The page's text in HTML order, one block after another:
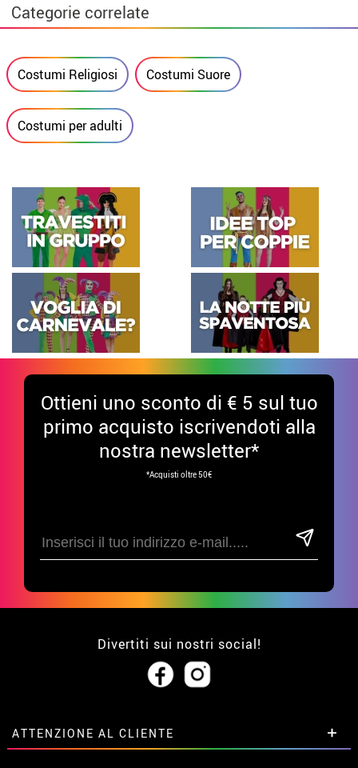
Categorie correlate
Costumi Religiosi Costumi Suore
Costumi per adulti
Ottieni uno sconto di € 5 sul tuo
primo acquisto iscrivendoti alla
nostra newsletter*
*Acquisti oltre 50€
Divertiti sui nostri social!
ATTENZIONE AL CLIENTE